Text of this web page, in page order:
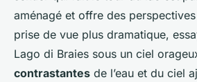
aménagé et offre des
prise de vue plus dramatique,
Lago di Braies sous un ciel
contrastantes de l’eau et du ciel